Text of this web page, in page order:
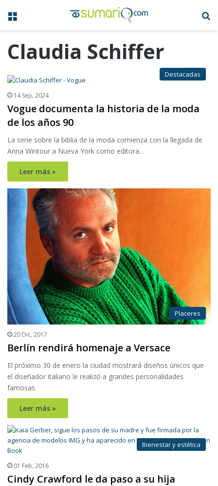
Menú
Claudia Schiffer
Destacadas
14 Sep, 2024
Vogue documenta la historia de la moda
de los años 90
La serie sobre la biblia de la moda comienza con la llegada de
Anna Wintour a Nueva York como editora…
Leer más »
Placeres
20 Dic, 2017
Berlín rendirá homenaje a Versace
El próximo 30 de enero la ciudad mostrará diseños únicos que
el diseñador italiano le realizó a grandes personalidades
famosas
Leer más »
Bienestar y estética
01 Feb, 2016
Cindy Crawford le da paso a su hija